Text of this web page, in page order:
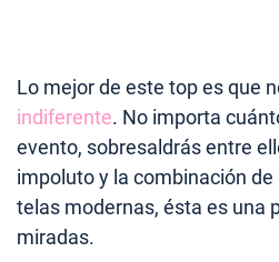
Lo mejor de este top es que
indiferente. No importa
evento, sobresaldrás entre
impoluto y la combinación
telas modernas, ésta es una
miradas.